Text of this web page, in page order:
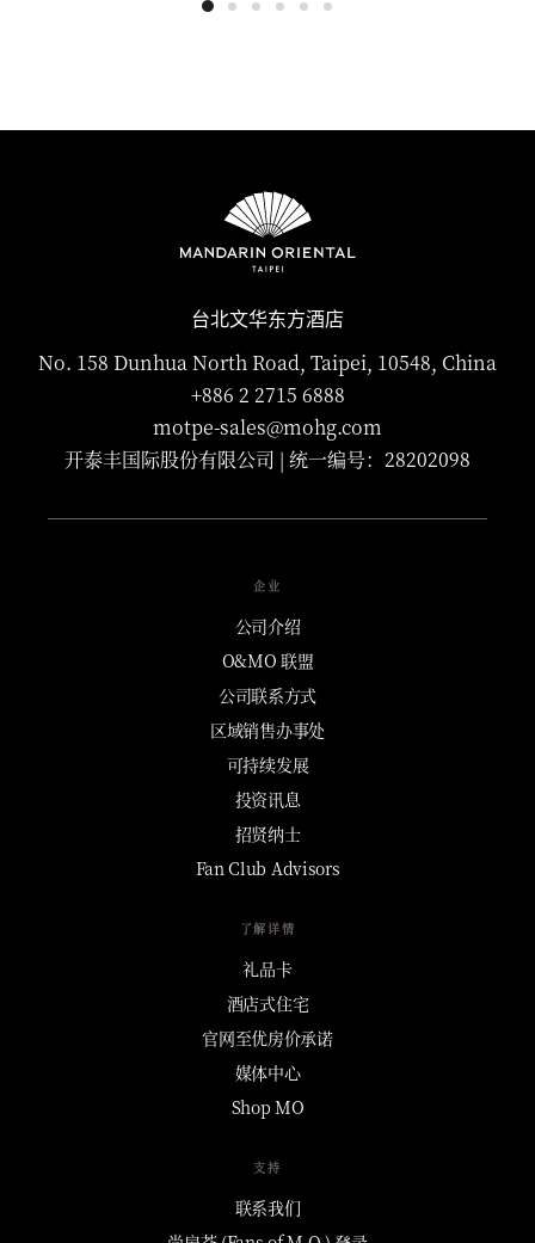
台北文华东方酒店
No. 158 Dunhua North Road, Taipei, 10548, China
+886 2 2715 6888
motpe-sales@mohg.com
开泰丰国际股份有限公司 | 统一编号：28202098
企业
公司介绍
O&MO 联盟
公司联系方式
区域销售办事处
可持续发展
投资讯息
招贤纳士
Fan Club Advisors
了解详情
礼品卡
酒店式住宅
官网至优房价承诺
媒体中心
Shop MO
支持
联系我们